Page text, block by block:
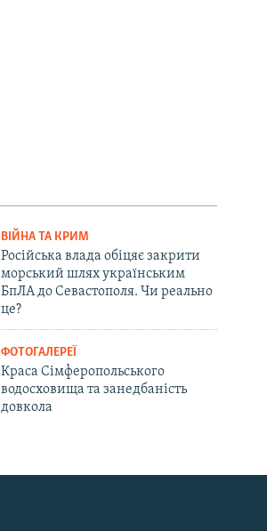
ВІЙНА ТА КРИМ
Російська влада обіцяє закрити
морський шлях українським
БпЛА до Севастополя. Чи реально
це?
ФОТОГАЛЕРЕЇ
Краса Сімферопольського
водосховища та занедбаність
довкола